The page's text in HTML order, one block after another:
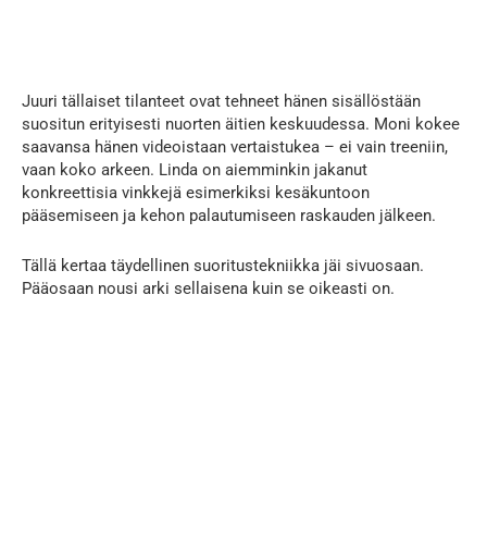
Juuri tällaiset tilanteet ovat tehneet hänen sisällöstään
suositun erityisesti nuorten äitien keskuudessa. Moni kokee
saavansa hänen videoistaan vertaistukea – ei vain treeniin,
vaan koko arkeen. Linda on aiemminkin jakanut
konkreettisia vinkkejä esimerkiksi kesäkuntoon
pääsemiseen ja kehon palautumiseen raskauden jälkeen.
Tällä kertaa täydellinen suoritustekniikka jäi sivuosaan.
Pääosaan nousi arki sellaisena kuin se oikeasti on.